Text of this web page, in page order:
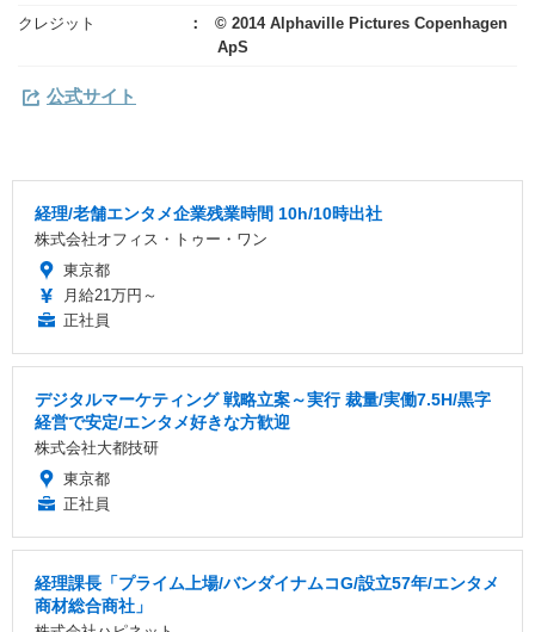
クレジット
© 2014 Alphaville Pictures Copenhagen
ApS
公式サイト
経理/老舗エンタメ企業残業時間 10h/10時出社
株式会社オフィス・トゥー・ワン
東京都
月給21万円～
正社員
デジタルマーケティング 戦略立案～実行 裁量/実働7.5H/黒字
経営で安定/エンタメ好きな方歓迎
株式会社大都技研
東京都
正社員
経理課長「プライム上場/バンダイナムコG/設立57年/エンタメ
商材総合商社」